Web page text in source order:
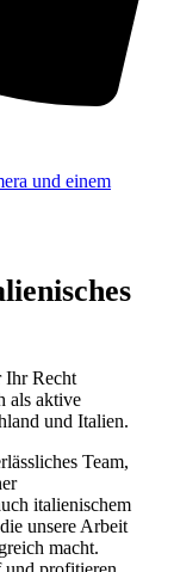
Ihr Recht
als aktive
und Italien.
Team,
italienischem
unsere Arbeit
macht.